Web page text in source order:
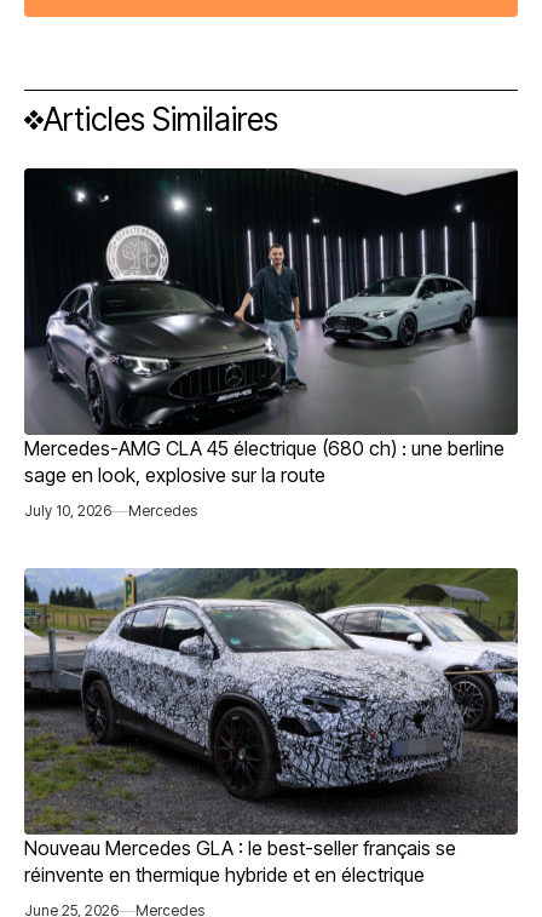
Articles Similaires
Mercedes-AMG CLA 45 électrique (680 ch) : une berline
sage en look, explosive sur la route
July 10, 2026 Mercedes
Nouveau Mercedes GLA : le best-seller français se
réinvente en thermique hybride et en électrique
June 25, 2026 Mercedes